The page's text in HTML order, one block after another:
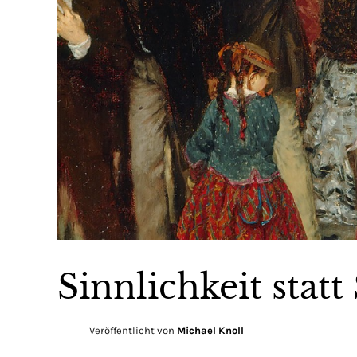
Sinnlichkeit statt
Veröffentlicht von Michael Knoll